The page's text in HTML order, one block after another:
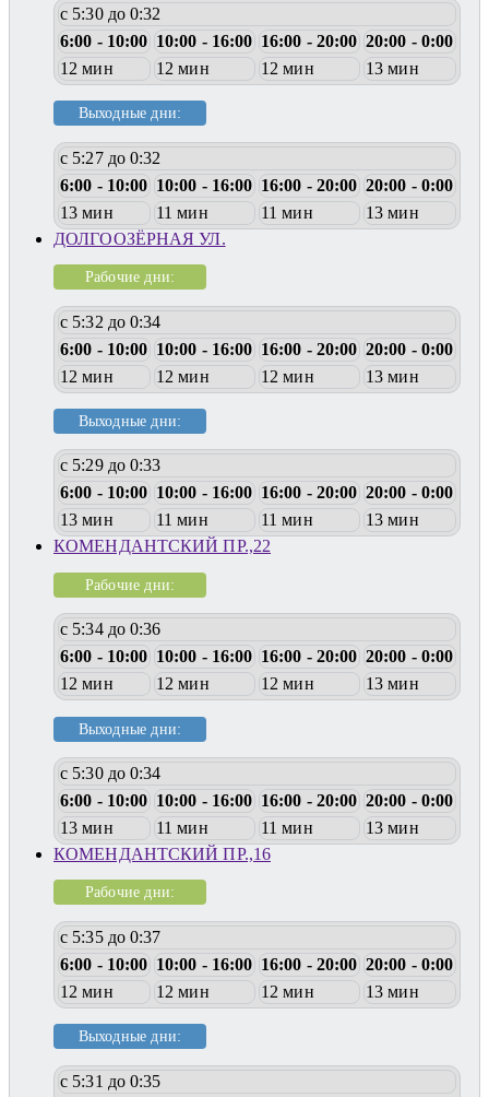
с 5:30 до 0:32
6:00 - 10:00 10:00 - 16:00 16:00 - 20:00 20:00 - 0:00
12 мин
12 мин 12 мин 13 мин
Выходные дни:
с 5:27 до 0:32
6:00 - 10:00 10:00 - 16:00 16:00 - 20:00 20:00 - 0:00
13 мин
11 мин 11 мин
13 мин
ДОЛГООЗЁРНАЯ УЛ.
Рабочие дни:
с 5:32 до 0:34
6:00 - 10:00 10:00 - 16:00 16:00 - 20:00 20:00 - 0:00
12 мин
12 мин 12 мин 13 мин
Выходные дни:
с 5:29 до 0:33
6:00 - 10:00 10:00 - 16:00 16:00 - 20:00 20:00 - 0:00
13 мин
11 мин 11 мин
13 мин
КОМЕНДАНТСКИЙ ПР.,22
Рабочие дни:
с 5:34 до 0:36
6:00 - 10:00 10:00 - 16:00 16:00 - 20:00 20:00 - 0:00
12 мин
12 мин 12 мин 13 мин
Выходные дни:
с 5:30 до 0:34
6:00 - 10:00 10:00 - 16:00 16:00 - 20:00 20:00 - 0:00
13 мин
11 мин 11 мин
13 мин
КОМЕНДАНТСКИЙ ПР.,16
Рабочие дни:
с 5:35 до 0:37
6:00 - 10:00 10:00 - 16:00 16:00 - 20:00 20:00 - 0:00
12 мин
12 мин 12 мин 13 мин
Выходные дни:
с 5:31 до 0:35